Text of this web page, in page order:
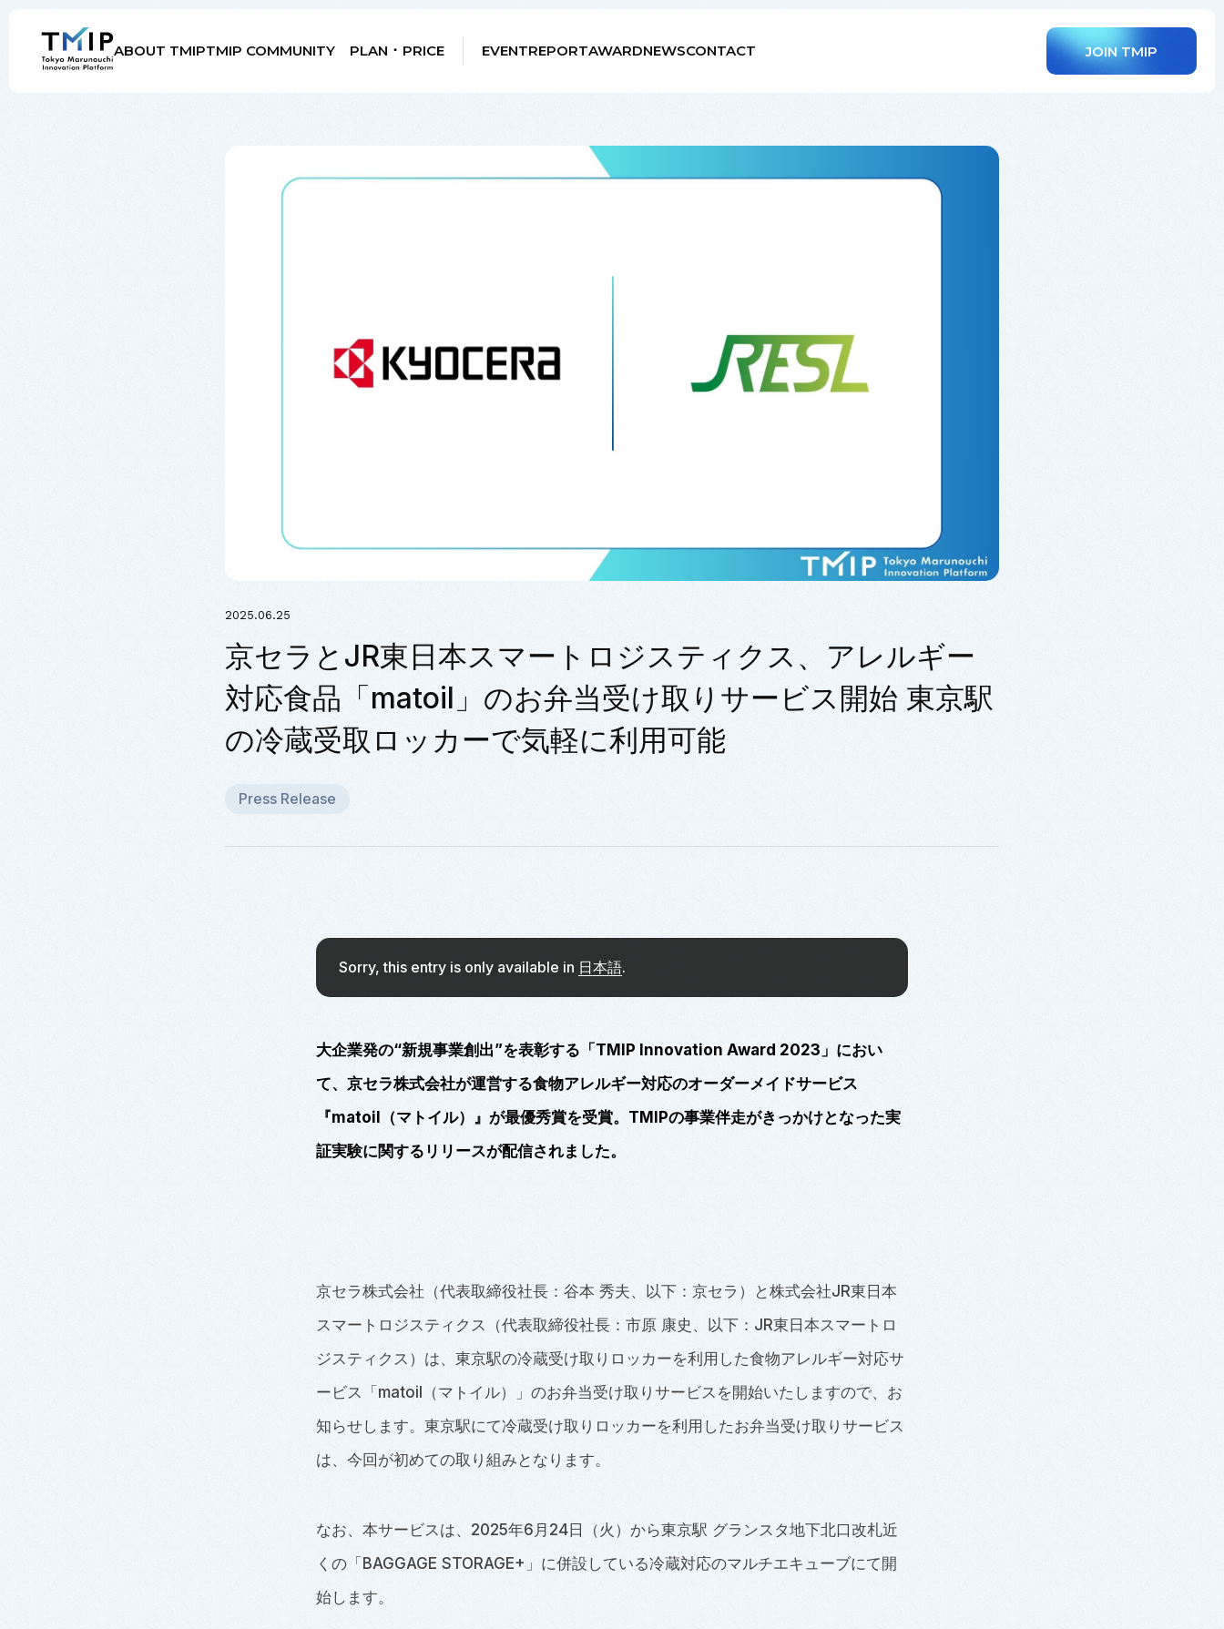
ABOUT TMIPTMIP COMMUNITY PLAN ･ PRICE EVENTREPORTAWARDNEWSCONTACT JOIN TMIP
2025.06.25
京セラとJR東日本スマートロジスティクス、アレルギー
対応食品「matoil」のお弁当受け取りサービス開始 東京駅
の冷蔵受取ロッカーで気軽に利用可能
Press Release
Sorry, this entry is only available in 日本語.
大企業発の“新規事業創出”を表彰する「 TMIP Innovation Award 2023 」におい
て、京セラ株式会社が運営する食物アレルギー対応のオーダーメイドサービス
『matoil （マトイル）』が最優秀賞を受賞。TMIPの事業伴走がきっかけとなった実
証実験に関するリリースが配信されました。
京セラ株式会社（代表取締役社長：谷本 秀夫、以下：京セラ）と株式会社JR東日本
スマートロジスティクス（代表取締役社長：市原 康史、以下：JR東日本スマートロ
ジスティクス）は、東京駅の冷蔵受け取りロッカーを利用した食物アレルギー対応サ
ービス「matoil（マトイル）」のお弁当受け取りサービスを開始いたしますので、お
知らせします。東京駅にて冷蔵受け取りロッカーを利用したお弁当受け取りサービス
は、今回が初めての取り組みとなります。
なお、本サービスは、2025年6月24日（火）から東京駅 グランスタ地下北口改札近
くの「BAGGAGE STORAGE+」に併設している冷蔵対応のマルチエキューブにて開
始します。